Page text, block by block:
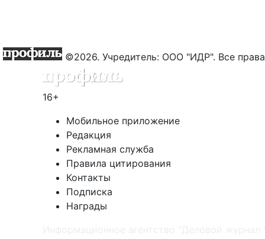
©2026. Учредитель: ООО "ИДР". Все
16+
Мобильное приложение
Редакция
Рекламная служба
Правила цитирования
Контакты
Подписка
Награды